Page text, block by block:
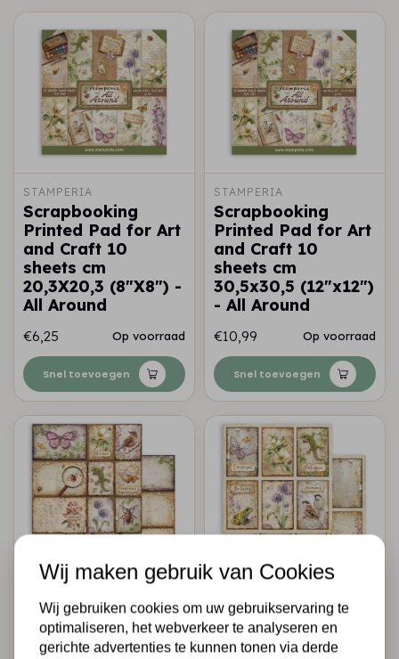
STAMPERIA
Scrapbooking
Printed Pad for Art
and Craft 10
sheets cm
20,3X20,3 (8"X8") -
All Around
€6,25 Op voorraad
Snel toevoegen
STAMPERIA
Scrapbooking
Printed Pad for Art
and Craft 10
sheets cm
30,5x30,5 (12"x12")
- All Around
€10,99 Op voorraad
Snel toevoegen
Printed Double
Face scrapbooking
sheet for Art and
Printed Double
Face scrapbooking
sheet for Art and
Wij maken gebruik van Cookies
Wij gebruiken cookies om uw gebruikservaring te
optimaliseren, het webverkeer te analyseren en
gerichte advertenties te kunnen tonen via derde